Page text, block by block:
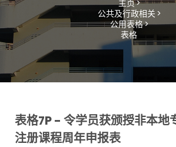
主页 >
公共及行政相关 >
公用表格 >
表格
表格7P - 令学员获颁授非本地
注册课程周年申报表